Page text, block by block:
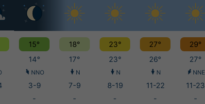
15° 18° 23° 27° 29°
14° 17° 23° 26° 27°
NNO N N N NNE
3-9 7-9 8-19 11-22 11-23
- - - - -